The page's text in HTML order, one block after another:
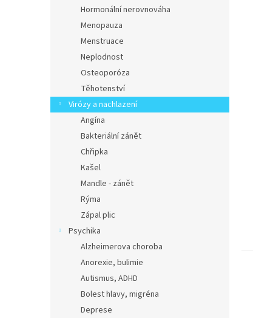
Hormonální nerovnováha
Menopauza
Menstruace
Neplodnost
Osteoporóza
Těhotenství
Virózy a nachlazení
Angína
Bakteriální zánět
Chřipka
Kašel
Mandle - zánět
Rýma
Zápal plic
Psychika
Alzheimerova choroba
Anorexie, bulimie
Autismus, ADHD
Bolest hlavy, migréna
Deprese